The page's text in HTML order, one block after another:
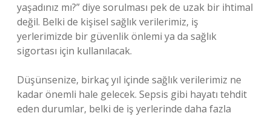
yaşadınız mı?” diye sorulması pek de uzak bir ihtimal
değil. Belki de kişisel sağlık verilerimiz, iş
yerlerimizde bir güvenlik önlemi ya da sağlık
sigortası için kullanılacak.
Düşünsenize, birkaç yıl içinde sağlık verilerimiz ne
kadar önemli hale gelecek. Sepsis gibi hayatı tehdit
eden durumlar, belki de iş yerlerinde daha fazla